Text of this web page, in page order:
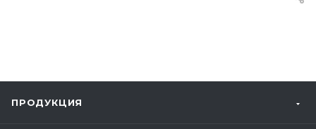
ПРОДУКЦИЯ